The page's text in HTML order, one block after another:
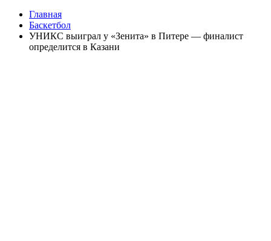
Главная
Баскетбол
УНИКС выиграл у «Зенита» в Питере — финалист
определится в Казани